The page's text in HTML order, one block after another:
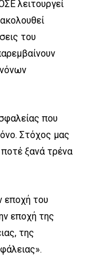
λειτουργεί
του
που
Στόχος μας
ξανά τρένα
εποχή του
εποχή της
της